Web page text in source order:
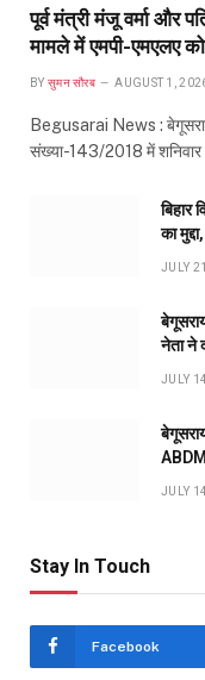
पूर्व मंत्री मंजू वर्मा और
मामले में एमपी-एमएलए
BY सुमन सौरब AUGUST 1,
Begusarai News : बेगूसराय
संख्या-143/2018 में
बिहार
का
JULY
नेता ने
JULY
ABDM
JULY
Stay In Touch
Facebook